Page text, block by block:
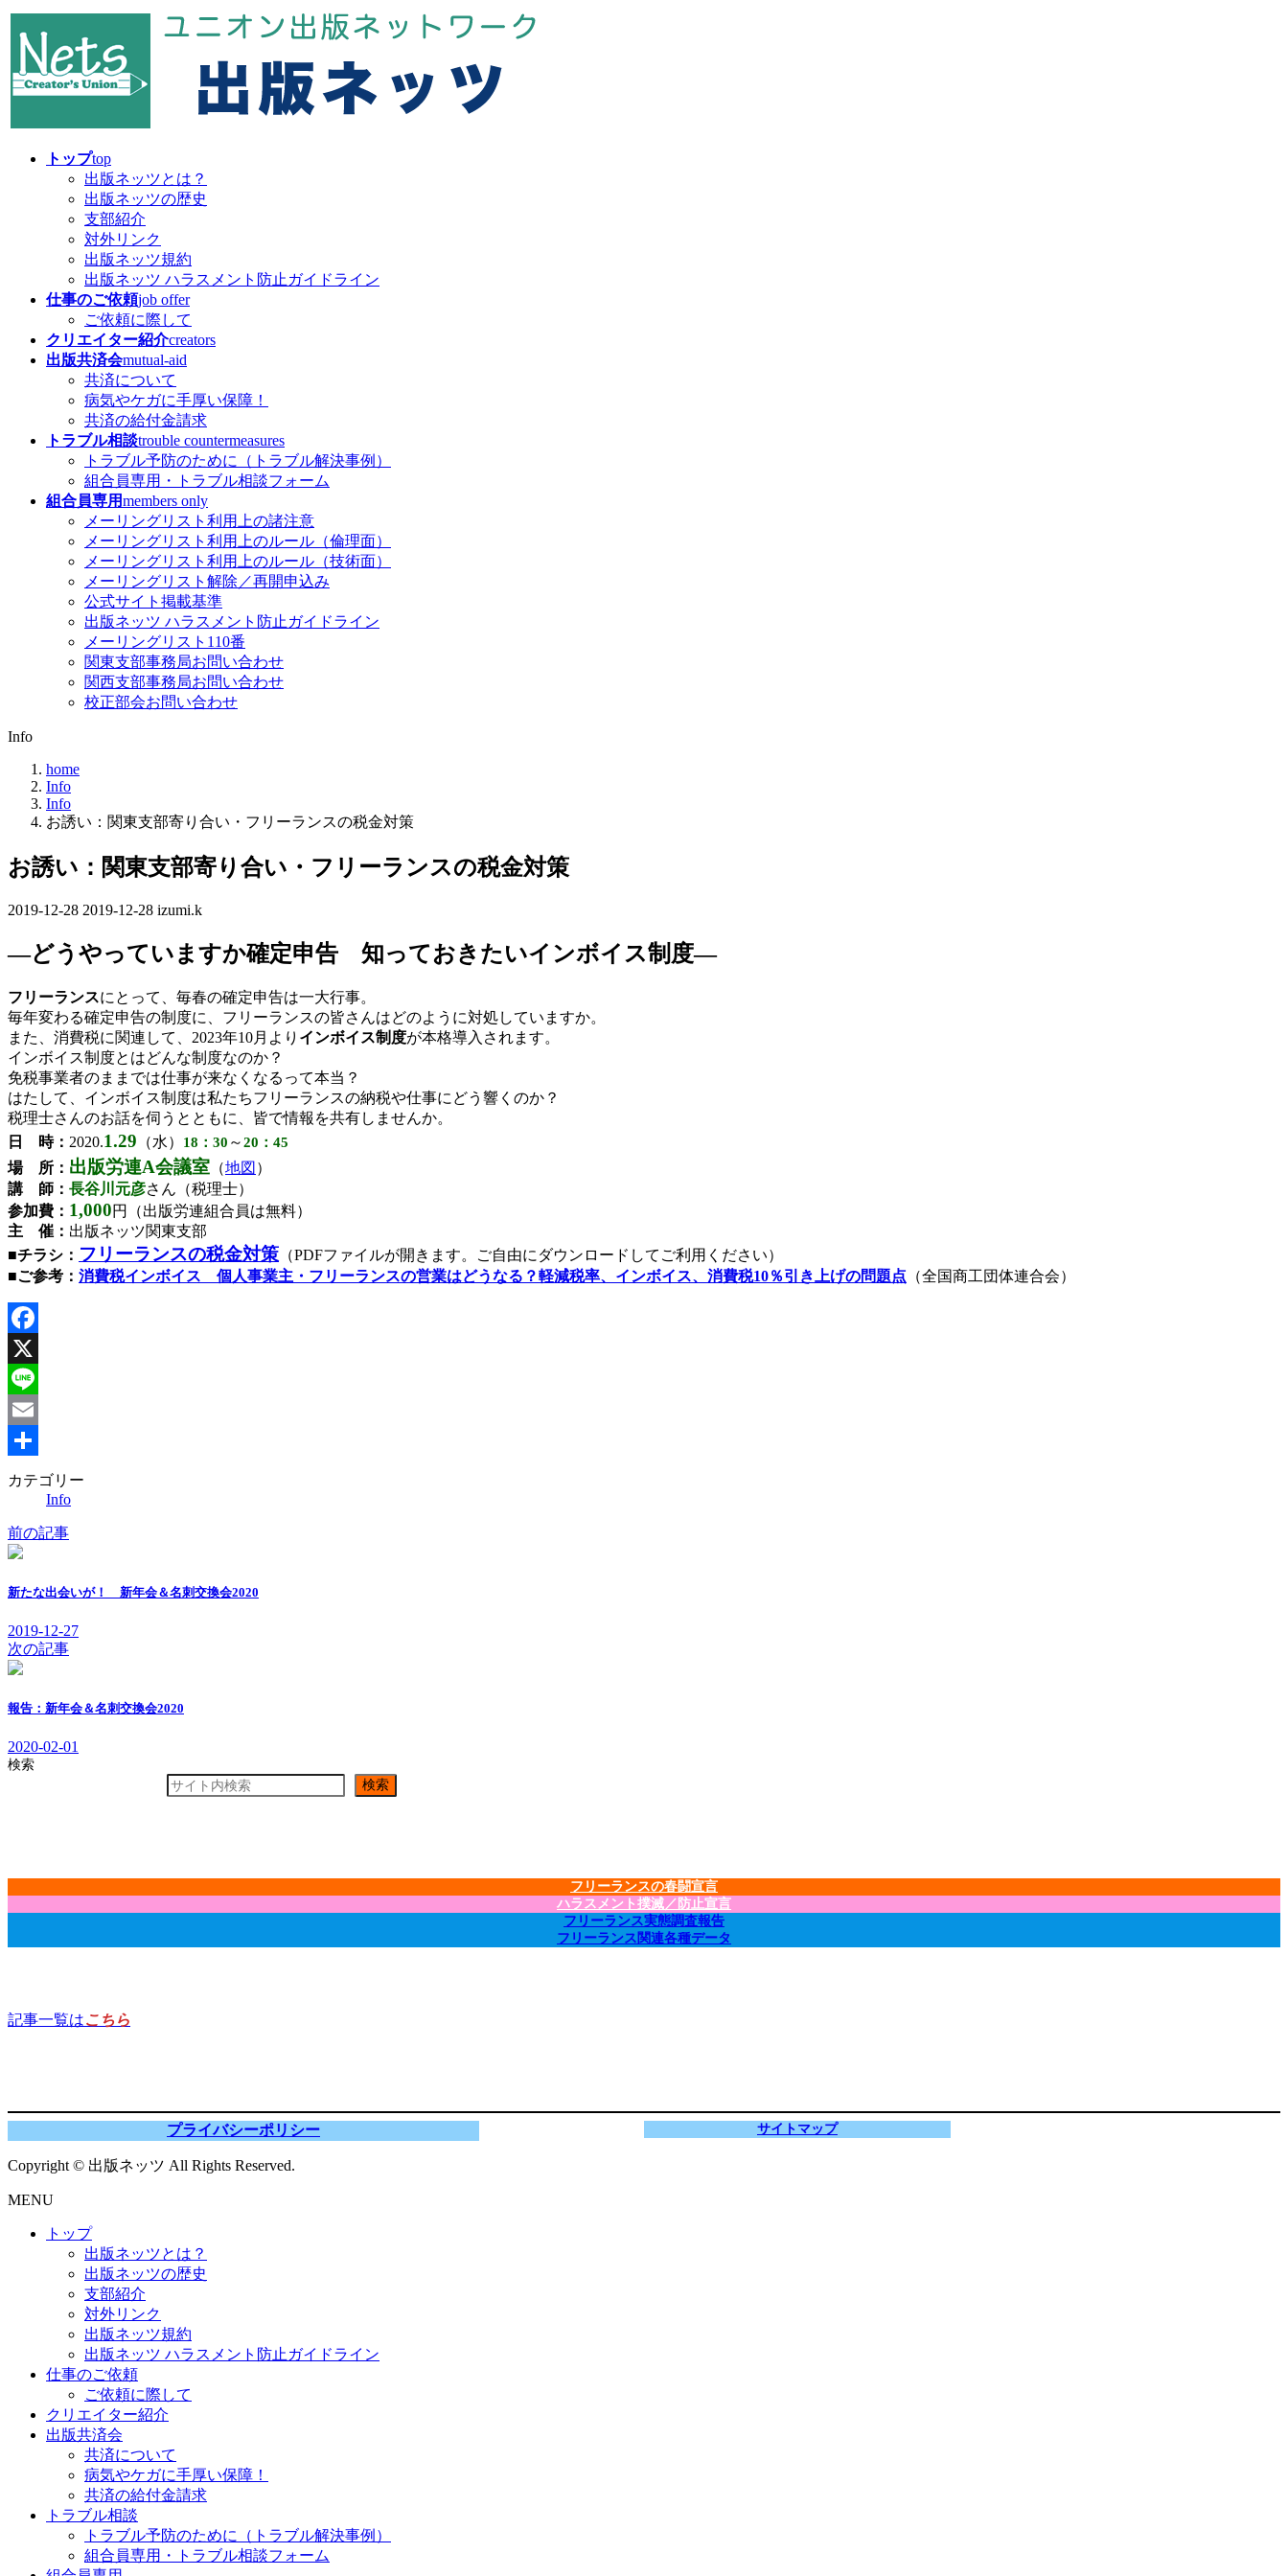
コ
ン
ン
ツ
ナ
ビ
ー
シ
トップtop
出版ネッツとは？
出版ネッツの歴史
支部紹介
対外リンク
出版ネッツ規約
出版ネッツ ハラスメント防止ガイドライン
仕事のご依頼job offer
ご依頼に際して
クリエイター紹介creators
出版共済会mutual-aid
共済について
病気やケガに手厚い保障！
共済の給付金請求
トラブル相談trouble countermeasures
トラブル予防のために（トラブル解決事例）
組合員専用・トラブル相談フォーム
組合員専用members only
メーリングリスト利用上の諸注意
メーリングリスト利用上のルール（倫理面）
メーリングリスト利用上のルール（技術面）
メーリングリスト解除／再開申込み
公式サイト掲載基準
出版ネッツ ハラスメント防止ガイドライン
メーリングリスト110番
関東支部事務局お問い合わせ
関西支部事務局お問い合わせ
校正部会お問い合わせ
Info
home
Info
Info
お誘い：関東支部寄り合い・フリーランスの税金対策
お誘い：関東支部寄り合い・フリーランスの税金対策
2019-12-28 最
更
新
日
時
:
2019-12-28 izumi.k
―どうやっていますか確定申告 知っておきたいインボイス制度―
フリーランスにとって、毎春の確定申告は一大行事。
毎年変わる確定申告の制度に、フリーランスの皆さんはどのように対処していますか。
また、消費税に関連して、2023年10月より インボイス制度が本格導入されます。
インボイス制度とはどんな制度なのか？
免税事業者のままでは仕事が来なくなるって本当？
はたして、インボイス制度は私たちフリーランスの納税や仕事にどう響くのか？
税理士さんのお話を伺うとともに、皆で情報を共有しませんか。
日 時： 2020.1.29 （水） 18：30 ～20：45
場 所： 出版労連A会議室 （地図 ）
講 師： 長谷川元彦さん（税理士）
参加費： 1,000円（出版労連組合員は無料）
主 催： 出版ネッツ関東支部
■チラシ： フリーランスの税金対策 （PDFファイルが開きます。ご自由にダウンロードしてご利用ください）
■ご参考： 消費税インボイス 個人事業主・フリーランスの営業はどうなる？軽減税率、インボイス、消費税10％引き上げの問題点 （全国商工団体連合会）
Facebook
X
Line
Email
共
カテゴリー
Info
前の記事
新たな出会いが！ 新年会＆名刺交換会2020
2019-12-27
次の記事
報告：新年会＆名刺交換会2020
2020-02-01
検索
検索
フリーランスの春闘宣言
ハラスメント撲滅／防止宣言
フリーランス実態調査報告
フリーランス関連各種データ
記事一覧はこちら
プライバシーポリシー サイトマップ
Copyright © 出版ネッツ All Rights Reserved.
MENU
トップ
出版ネッツとは？
出版ネッツの歴史
支部紹介
対外リンク
出版ネッツ規約
出版ネッツ ハラスメント防止ガイドライン
仕事のご依頼
ご依頼に際して
クリエイター紹介
出版共済会
共済について
病気やケガに手厚い保障！
共済の給付金請求
トラブル相談
トラブル予防のために（トラブル解決事例）
組合員専用・トラブル相談フォーム